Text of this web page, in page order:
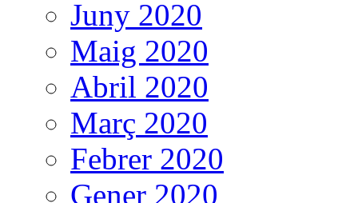
Juny 2020
Maig 2020
Abril 2020
Març 2020
Febrer 2020
Gener 2020